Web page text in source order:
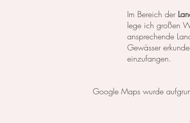
Im Bereich der
lege ich großen
ansprechende
Gewässer
einzufangen.
erlernen die
Google Maps wurde